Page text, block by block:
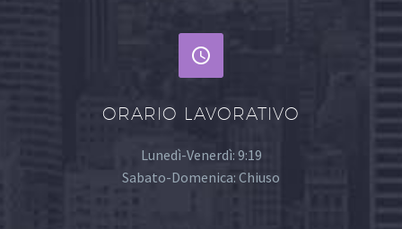


ORARIO LAVORATIVO
Lunedì-Venerdì: 9:19
Sabato-Domenica: Chiuso